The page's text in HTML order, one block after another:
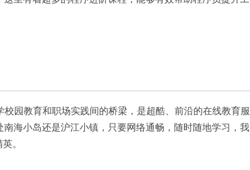
园教育和职场实践间的桥梁，是超酷、前沿的在线教育服
海小岛还是沪江小镇，只要网络通畅，随时随地学习，我
。